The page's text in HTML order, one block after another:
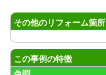
その他のリフォーム箇所
この事例の特徴